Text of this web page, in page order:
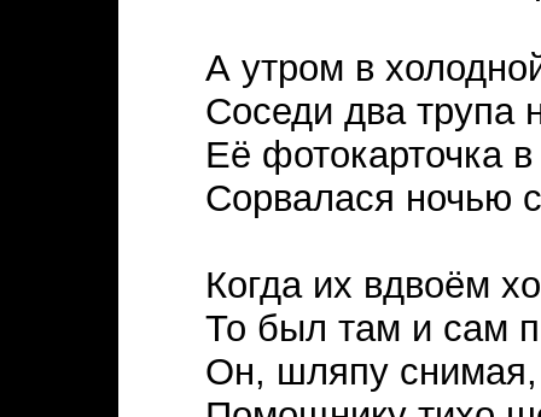
А утром в
Соседи два трупа
Её фотокарточка
Сорвалася ночью
Когда их вдвоём
То был там и сам
Он, шляпу